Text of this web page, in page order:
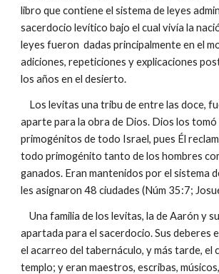
libro que contiene el sistema de leyes
sacerdocio levítico bajo el cual vivía la
leyes fueron dadas principalmente en el
adiciones, repeticiones y explicaciones
los años en el desierto.
Los levitas una tribu de entre las doce,
aparte para la obra de Dios. Dios los tomó
primogénitos de todo Israel, pues Él
todo primogénito tanto de los hombres
ganados. Eran mantenidos por el sistema
les asignaron 48 ciudades (Núm 35:7;
Una familia de los levitas, la de Aarón y
apartada para el sacerdocio. Sus deberes
el acarreo del tabernáculo, y más tarde, el
templo; y eran maestros, escribas,